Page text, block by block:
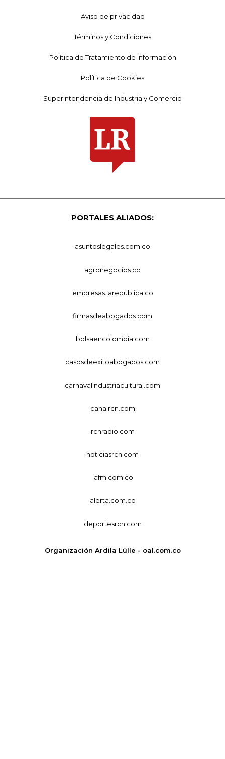
Aviso de privacidad
Términos y Condiciones
Política de Tratamiento de Información
Política de Cookies
Superintendencia de Industria y Comercio
PORTALES ALIADOS:
asuntoslegales.com.co
agronegocios.co
empresas.larepublica.co
firmasdeabogados.com
bolsaencolombia.com
casosdeexitoabogados.com
carnavalindustriacultural.com
canalrcn.com
rcnradio.com
noticiasrcn.com
lafm.com.co
alerta.com.co
deportesrcn.com
Organización Ardila Lülle - oal.com.co